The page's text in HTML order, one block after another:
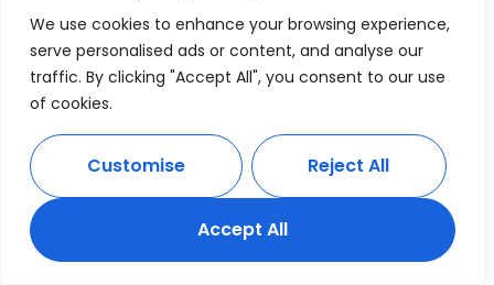
We use cookies to enhance your browsing experience,
serve personalised ads or content, and analyse our
traffic. By clicking "Accept All", you consent to our use
of cookies.
Customise Reject All
Accept All